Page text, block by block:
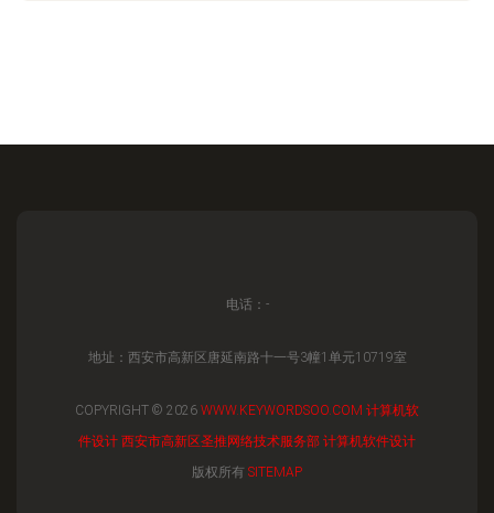
电话：-
地址：西安市高新区唐延南路十一号3幢1单元10719室
COPYRIGHT © 2026 WWW.KEYWORDSOO.COM 计算机软
件设计 西安市高新区圣推网络技术服务部 计算机软件设计
版权所有 SITEMAP